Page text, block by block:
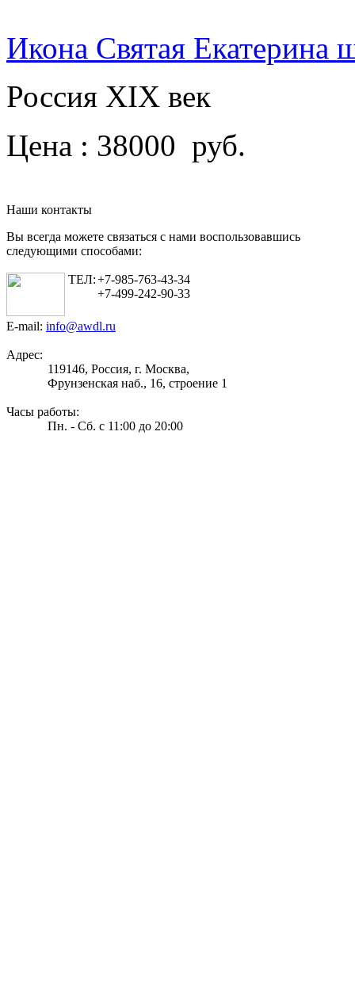
Икона Святая Екатерина
Россия XIX век
Цена : 38000 руб.
Наши контакты
Вы всегда можете связаться с нами воспользовавшись
следующими способами:
ТЕЛ:+7-985-763-43-34
+7-499-242-90-33
E-mail: info@awdl.ru
Адрес:
119146, Россия, г. Москва,
Фрунзенская наб., 16, строение 1
Часы работы:
Пн. - Сб. с 11:00 до 20:00